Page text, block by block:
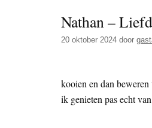
Nathan –
20 oktober 2024 door
kooien en dan
ik genieten pas echt